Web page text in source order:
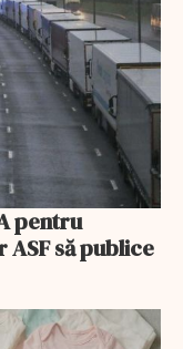
pentru
să publice